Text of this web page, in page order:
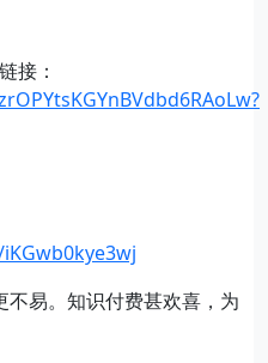
接：
易。知识付费甚欢喜，为